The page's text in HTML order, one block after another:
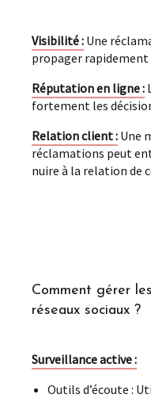
Visibilité : Une
propager rapidement
Réputation en ligne :
fortement les
Relation client : Une
réclamations peut
nuire à la relation de
Comment gérer
réseaux sociaux ?
Surveillance active :
Outils d’écoute :